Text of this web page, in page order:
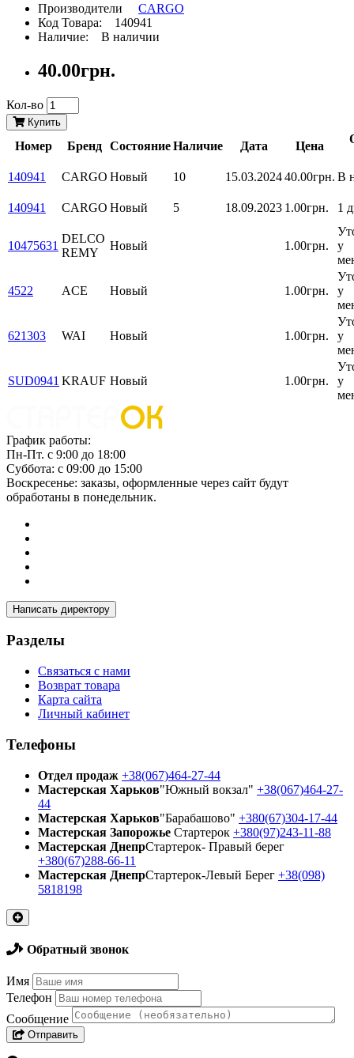
Производители CARGO
Код Товара: 140941
Наличие: В наличии
40.00грн.
Кол-во
Купить
Номер Бренд СостояниеНаличие Дата Цена
140941
CARGO Новый 10 15.03.202440.00грн. В
140941 CARGO Новый 5 18.09.2023 1.00грн. 1
10475631
DELCO
REMY
Новый 1.00грн.
у
4522 ACE Новый 1.00грн.
у
621303 WAI Новый 1.00грн.
у
SUD0941 KRAUF Новый 1.00грн.
у
График работы:
Пн-Пт. с 9:00 до 18:00
Суббота: с 09:00 до 15:00
Воскресенье: заказы, оформленные через сайт будут
обработаны в понедельник.
Написать директору
Разделы
Связаться с нами
Возврат товара
Карта сайта
Личный кабинет
Телефоны
Отдел продаж +38(067)464-27-44
Мастерская Харьков"Южный вокзал" +38(067)464-27-
44
Мастерская Харьков"Барабашово" +380(67)304-17-44
Мастерская Запорожье Стартерок +380(97)243-11-88
Мастерская ДнепрСтартерок- Правый берег
+380(67)288-66-11
Мастерская ДнепрСтартерок-Левый Берег +38(098)
5818198
Обратный звонок
Имя
Телефон
Сообщение
Отправить